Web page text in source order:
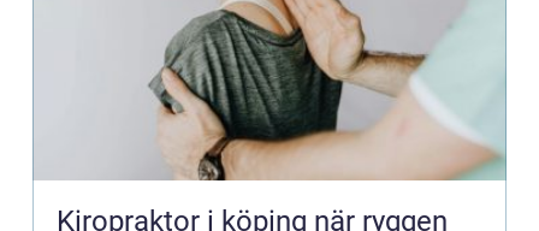
Kiropraktor i köping när ryggen